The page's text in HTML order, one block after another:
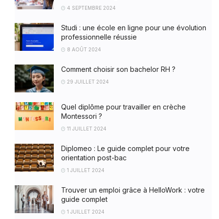
4 SEPTEMBRE 2024
Studi : une école en ligne pour une évolution
professionnelle réussie
8 AOÛT 2024
Comment choisir son bachelor RH ?
29 JUILLET 2024
Quel diplôme pour travailler en crèche
Montessori ?
11 JUILLET 2024
Diplomeo : Le guide complet pour votre
orientation post-bac
1 JUILLET 2024
Trouver un emploi grâce à HelloWork : votre
guide complet
1 JUILLET 2024